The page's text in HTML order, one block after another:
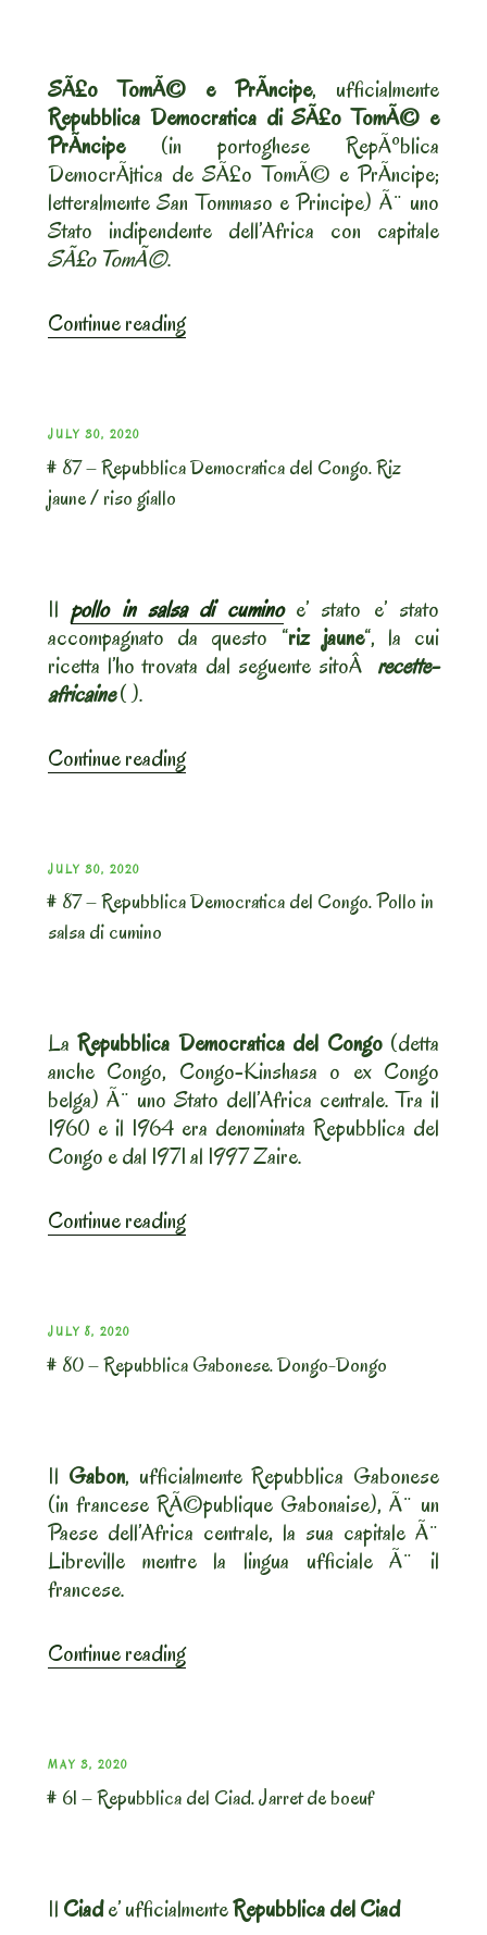
cumino”
SÃ£o TomÃ© e PrÃ­ncipe, ufficialmente
Repubblica Democratica di SÃ£o TomÃ© e
PrÃ­ncipe(in portoghese RepÃºblica
DemocrÃ¡tica de SÃ£o TomÃ© e PrÃ­ncipe;
letteralmente San Tommaso e Principe) Ã¨ uno
Stato indipendente dell’Africa con capitale
SÃ£o TomÃ©.
Continue reading“#
di
ncipe.
Pollo
a
salsa
al
POSTED
ON
JULY 30, 2020
# 87 – Repubblica Democratica del Congo. Riz
jaune / riso giallo
Ilpollo in salsa di cuminoe’ stato e’ stato
accompagnato da questo “riz jaune“, la cui
ricetta l’ho trovata dal seguente sitoÂ recette-
africaine( ).
Continue reading“#
del
riso
giallo”
POSTED
ON
JULY 30, 2020
# 87 – Repubblica Democratica del Congo. Pollo in
salsa di cumino
LaRepubblica Democratica del Congo(detta
anche Congo, Congo-Kinshasa o ex Congo
belga) Ã¨ uno Stato dell’Africa centrale. Tra il
1960 e il 1964 era denominata Repubblica del
Congo e dal 1971 al 1997 Zaire.
Continue reading“#
del
salsa
di
cumino”
POSTED
ON
JULY 8, 2020
# 80 – Repubblica Gabonese. Dongo-Dongo
Il Gabon, ufficialmente Repubblica Gabonese
(in francese RÃ©publique Gabonaise), Ã¨ un
Paese dell’Africa centrale, la sua capitale Ã¨
Libreville mentre la lingua ufficiale Ã¨ il
francese.
Continue reading“#
Dongo-
POSTED
ON
MAY 3, 2020
# 61 – Repubblica del Ciad. Jarret de boeuf
Il Ciade’ ufficialmenteRepubblica del Ciad